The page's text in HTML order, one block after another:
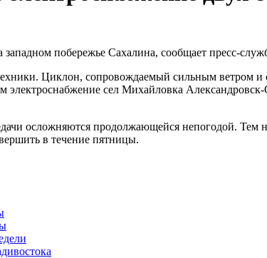
побережье Сахалина, сообщает пресс-
Циклон, сопровождаемый сильным ветром
сел Михайловка
осложняются продолжающейся непогодой.
в течение пятницы.